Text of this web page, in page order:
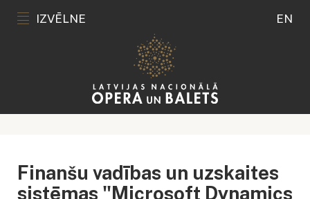
IZVĒLNE EN
Finanšu vadības un uzskaites
sistēmas "Microsoft Dynamics